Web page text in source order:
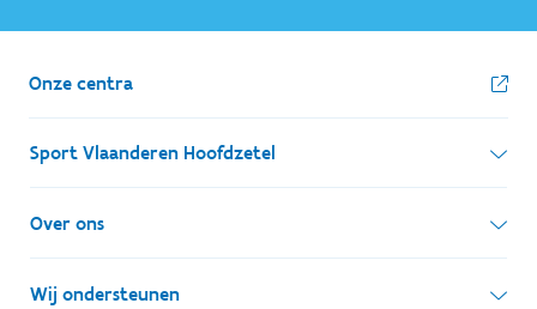
Onze centra
Sport Vlaanderen Hoofdzetel
Simon Bolivarlaan 17
1000 Brussel
Over ons
Wie zijn we, wat doen we
Wij ondersteunen